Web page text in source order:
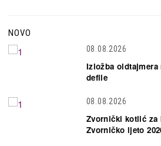
NOVO
08.08.2026
Izložba
defile
08.08.2026
Zvornički kotlić za
Zvorničko ljeto